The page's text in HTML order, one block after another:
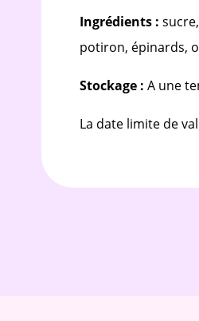
Ingrédients :
potiron, épinards,
Stockage : A une
La date limite de